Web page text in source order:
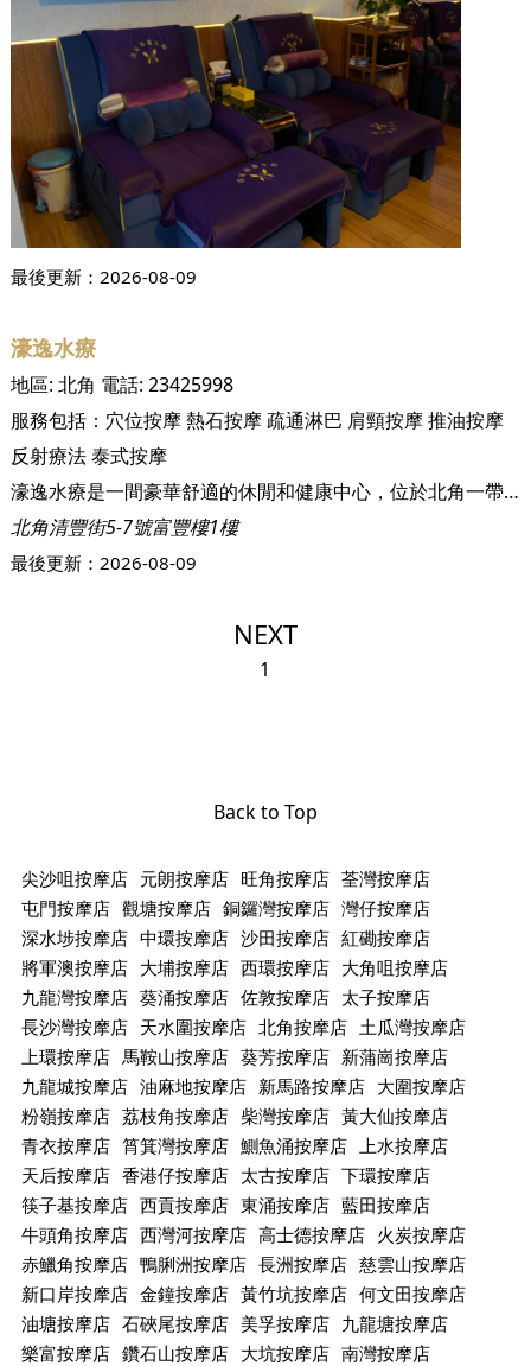
最後更新： 2026-08-09
濠逸水療
地區: 北角 電話: 23425998
服務包括： 穴位按摩熱石按摩疏通淋巴 肩頸按摩推油按摩
反射療法泰式按摩
濠逸水療是一間豪華舒適的休閒和健康中心，位於北角一帶，方便到達。
北角清豐街5-7號富豐樓1樓
最後更新： 2026-08-09
NEXT
1
Back to Top
尖沙咀按摩店 元朗按摩店 旺角按摩店 荃灣按摩店
屯門按摩店 觀塘按摩店 銅鑼灣按摩店 灣仔按摩店
深水埗按摩店 中環按摩店 沙田按摩店 紅磡按摩店
將軍澳按摩店 大埔按摩店 西環按摩店 大角咀按摩店
九龍灣按摩店 葵涌按摩店 佐敦按摩店 太子按摩店
長沙灣按摩店 天水圍按摩店 北角按摩店 土瓜灣按摩店
上環按摩店 馬鞍山按摩店 葵芳按摩店 新蒲崗按摩店
九龍城按摩店 油麻地按摩店 新馬路按摩店 大圍按摩店
粉嶺按摩店 荔枝角按摩店 柴灣按摩店 黃大仙按摩店
青衣按摩店 筲箕灣按摩店 鰂魚涌按摩店
上水按摩店
天后按摩店 香港仔按摩店 太古按摩店 下環按摩店
筷子基按摩店 西貢按摩店 東涌按摩店 藍田按摩店
牛頭角按摩店 西灣河按摩店 高士德按摩店 火炭按摩店
赤鱲角按摩店 鴨脷洲按摩店 長洲按摩店 慈雲山按摩店
新口岸按摩店 金鐘按摩店 黃竹坑按摩店 何文田按摩店
油塘按摩店 石硤尾按摩店 美孚按摩店 九龍塘按摩店
樂富按摩店 鑽石山按摩店 大坑按摩店 南灣按摩店